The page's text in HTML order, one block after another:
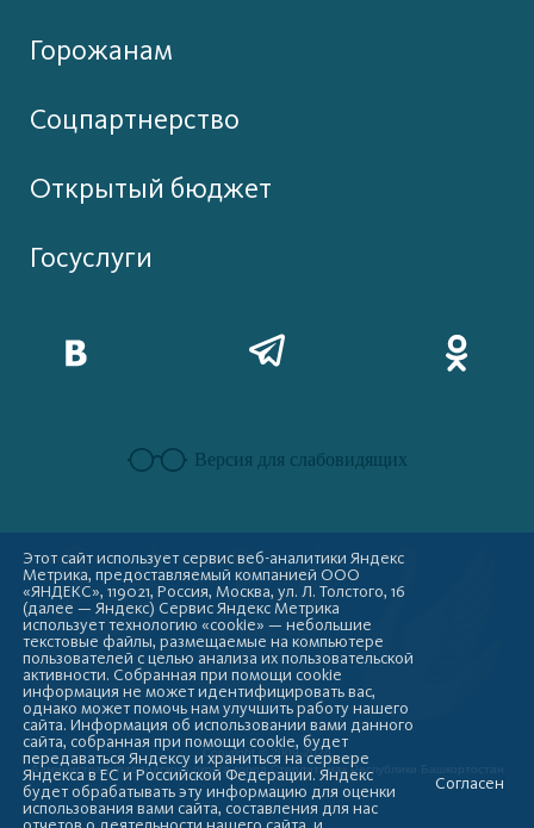
Горожанам
Соцпартнерство
Открытый бюджет
Госуслуги
Версия для слабовидящих
Copyright © 2009-2026
Администрация городского округа город Стерлитамак Республики Башкортостан
Этот сайт использует сервис веб-аналитики Яндекс
Метрика, предоставляемый компанией ООО
«ЯНДЕКС», 119021, Россия, Москва, ул. Л. Толстого, 16
(далее — Яндекс) Сервис Яндекс Метрика
использует технологию «cookie» — небольшие
текстовые файлы, размещаемые на компьютере
пользователей с целью анализа их пользовательской
активности. Собранная при помощи cookie
информация не может идентифицировать вас,
однако может помочь нам улучшить работу нашего
сайта. Информация об использовании вами данного
сайта, собранная при помощи cookie, будет
передаваться Яндексу и храниться на сервере
Яндекса в ЕС и Российской Федерации. Яндекс
будет обрабатывать эту информацию для оценки
использования вами сайта, составления для нас
Согласен